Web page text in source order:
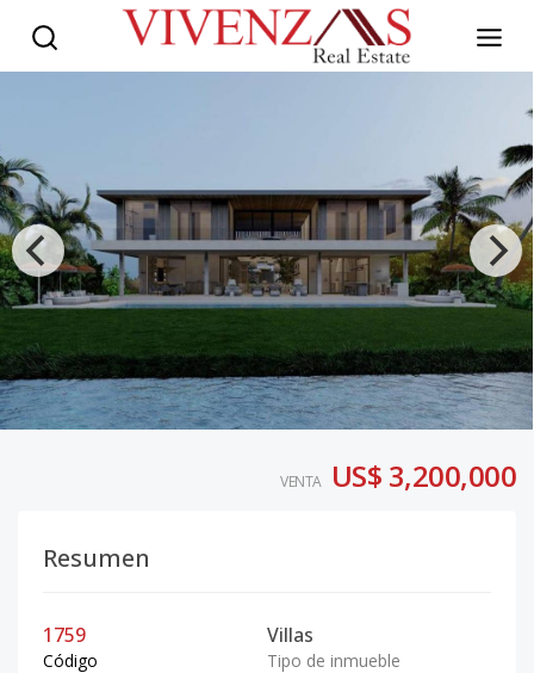
VENTA US$ 3,200,000
Resumen
1759
Código
Villas
Tipo de inmueble